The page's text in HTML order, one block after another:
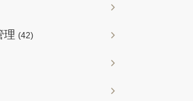
理 (42)